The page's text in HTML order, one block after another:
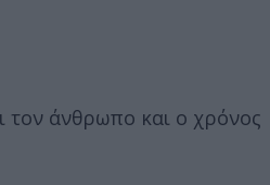
τον άνθρωπο και ο χρόνος